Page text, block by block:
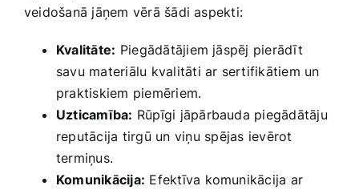
veidošanā jāņem vērā šādi aspekti:
Kvalitāte: ⁢Piegādātājiem​ jāspēj pierādīt
savu materiālu kvalitāti ar sertifikātiem un
praktiskiem piemēriem.
Uzticamība: Rūpīgi jāpārbauda piegādātāju
reputācija tirgū un viņu ⁤spējas ievērot
termiņus.
Komunikācija: Efektīva komunikācija ar